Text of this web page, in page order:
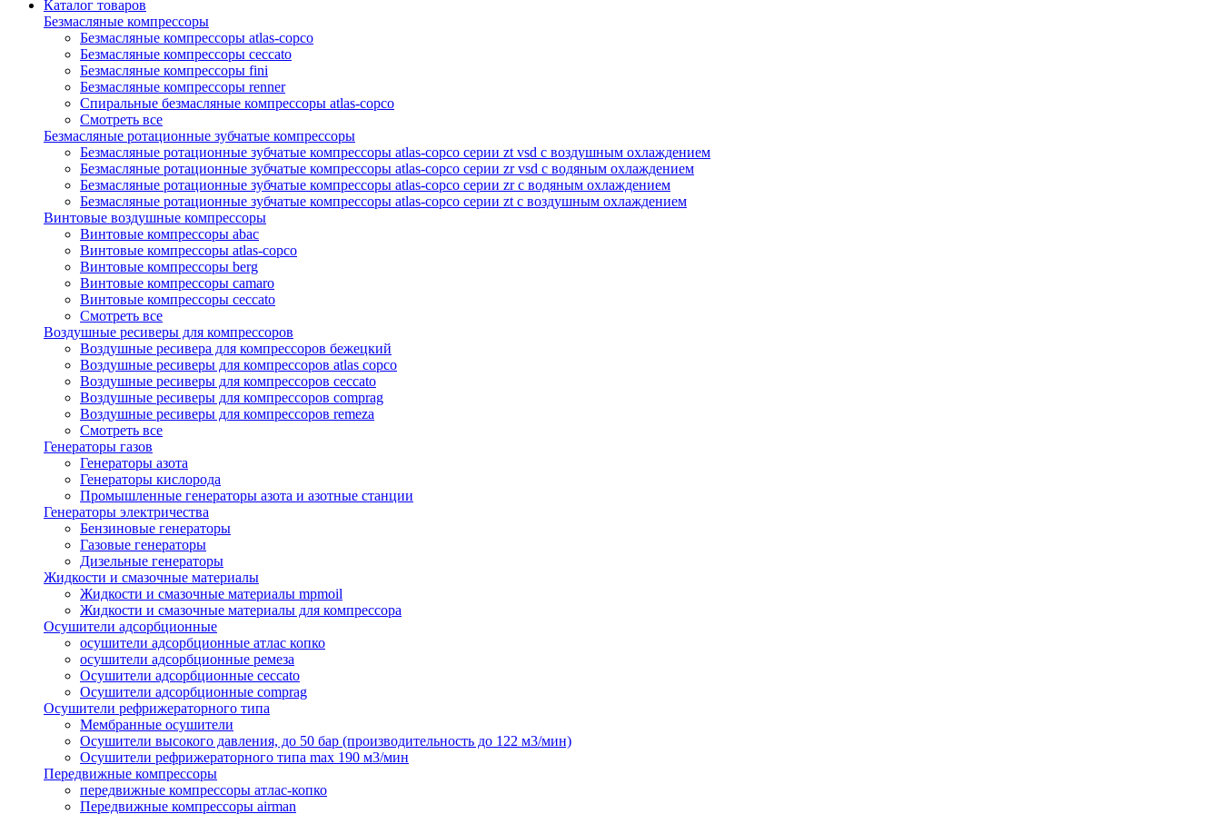
Каталог товаров
Безмасляные компрессоры
Безмасляные компрессоры atlas-copco
Безмасляные компрессоры ceccato
Безмасляные компрессоры fini
Безмасляные компрессоры renner
Спиральные безмасляные компрессоры atlas-copco
Смотреть все
Безмасляные ротационные зубчатые компрессоры
Безмасляные ротационные зубчатые компрессоры atlas-copco серии zt vsd с воздушным охлаждением
Безмасляные ротационные зубчатые компрессоры atlas-copco серии zr vsd с водяным охлаждением
Безмасляные ротационные зубчатые компрессоры atlas-copco серии zr с водяным охлаждением
Безмасляные ротационные зубчатые компрессоры atlas-copco серии zt с воздушным охлаждением
Винтовые воздушные компрессоры
Винтовые компрессоры abac
Винтовые компрессоры atlas-copco
Винтовые компрессоры berg
Винтовые компрессоры camaro
Винтовые компрессоры ceccato
Смотреть все
Воздушные ресиверы для компрессоров
Воздушные ресивера для компрессоров бежецкий
Воздушные ресиверы для компрессоров atlas copco
Воздушные ресиверы для компрессоров ceccato
Воздушные ресиверы для компрессоров comprag
Воздушные ресиверы для компрессоров remeza
Смотреть все
Генераторы газов
Генераторы азота
Генераторы кислорода
Промышленные генераторы азота и азотные станции
Генераторы электричества
Бензиновые генераторы
Газовые генераторы
Дизельные генераторы
Жидкости и смазочные материалы
Жидкости и смазочные материалы mpmoil
Жидкости и смазочные материалы для компрессора
Осушители адсорбционные
осушители адсорбционные атлас копко
осушители адсорбционные ремеза
Осушители адсорбционные ceccato
Осушители адсорбционные comprag
Осушители рефрижераторного типа
Мембранные осушители
Осушители высокого давления, до 50 бар (производительность до 122 м3/мин)
Осушители рефрижераторного типа max 190 м3/мин
Передвижные компрессоры
передвижные компрессоры атлас-копко
Передвижные компрессоры airman